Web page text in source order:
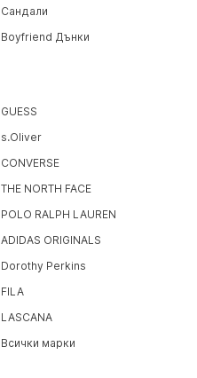
Сандали
Boyfriend Дънки
GUESS
s.Oliver
CONVERSE
THE NORTH FACE
POLO RALPH LAUREN
ADIDAS ORIGINALS
Dorothy Perkins
FILA
LASCANA
Всички марки